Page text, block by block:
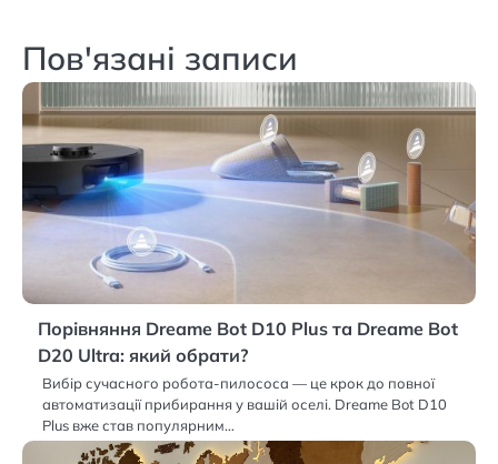
Пов'язані записи
Порівняння Dreame Bot D10 Plus та Dreame Bot
D20 Ultra: який обрати?
Вибір сучасного робота-пилососа — це крок до повної
автоматизації прибирання у вашій оселі. Dreame Bot D10
Plus вже став популярним…